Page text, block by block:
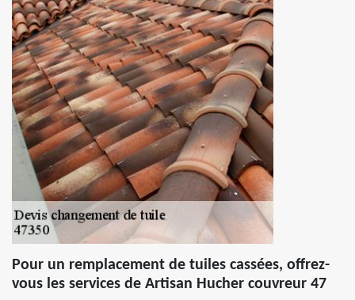
Pour un remplacement de tuiles cassées, offrez-
vous les services de Artisan Hucher couvreur 47